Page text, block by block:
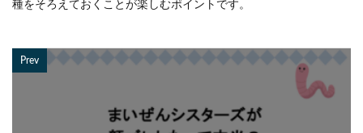
種をそろえておくことが楽しむポイントです。
Prev